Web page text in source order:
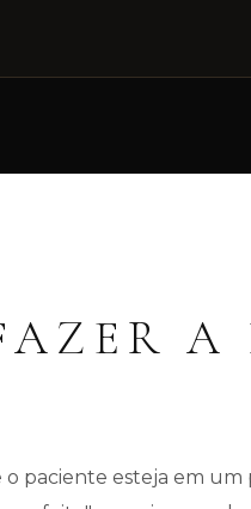
A
paciente esteja em um